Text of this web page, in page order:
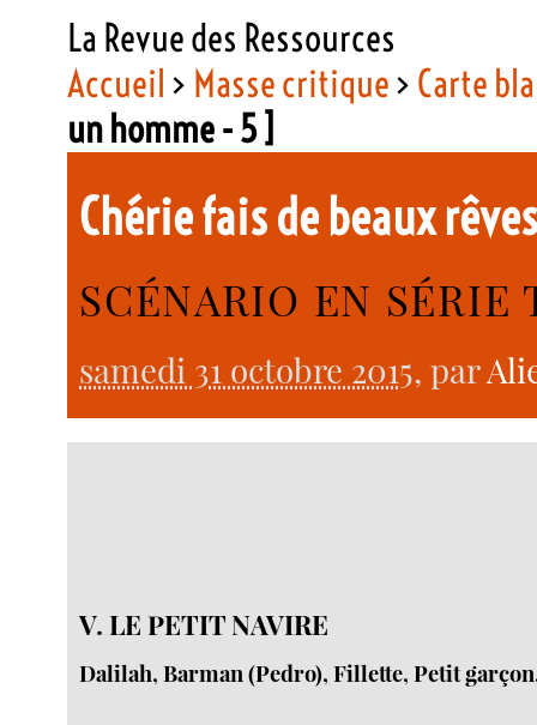
La Revue des Ressources
Accueil > Masse critique> Carte
un homme - 5 ]
Chérie fais de beaux
SCÉNARIO EN SÉRIE
samedi 31 octobre 2015, par
V. LE PETIT NAVIRE
Dalilah, Barman (Pedro), Fillette, Petit